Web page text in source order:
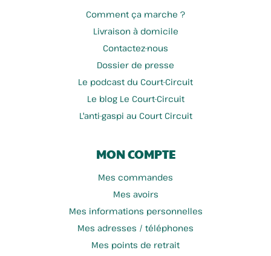
Comment ça marche ?
Livraison à domicile
Contactez-nous
Dossier de presse
Le podcast du Court-Circuit
Le blog Le Court-Circuit
L'anti-gaspi au Court Circuit
MON COMPTE
Mes commandes
Mes avoirs
Mes informations personnelles
Mes adresses / téléphones
Mes points de retrait